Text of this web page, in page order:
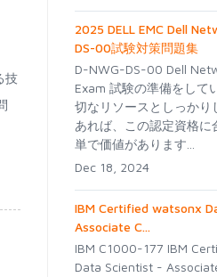
技
2025 DELL EMC Dell
DS-00試験対策問題集
D-NWG-DS-00 Dell
Exam 試験の準備をして
切なリソースとしっかり
あれば、この認定資格に
単で価値があります...
Dec 18, 2024
IBM Certified watsonx
Associate C...
IBM C1000-177 IBM
Data Scientist -